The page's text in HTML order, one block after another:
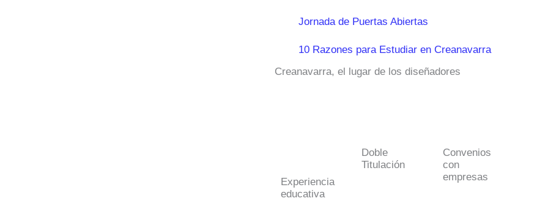
Jornada de Puertas Abiertas
10 Razones para Estudiar en Creanavarra
Creanavarra, el lugar de los diseñadores
Experiencia
educativa
Doble
Titulación
Convenios
con
empresas